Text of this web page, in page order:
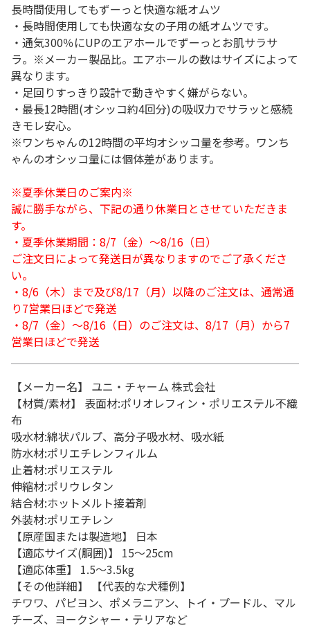
長時間使用してもずーっと快適な紙オムツ
・長時間使用しても快適な女の子用の紙オムツです。
・通気300％にUPのエアホールでずーっとお肌サラサ
ラ。※メーカー製品比。エアホールの数はサイズによって
異なります。
・足回りすっきり設計で動きやすく嫌がらない。
・最長12時間(オシッコ約4回分)の吸収力でサラッと感続
きモレ安心。
※ワンちゃんの12時間の平均オシッコ量を参考。ワンち
ゃんのオシッコ量には個体差があります。
※夏季休業日のご案内※
誠に勝手ながら、下記の通り休業日とさせていただきま
す。
・夏季休業期間：8/7（金）～8/16（日）
ご注文日によって発送日が異なりますのでご了承くださ
い。
・8/6（木）まで及び8/17（月）以降のご注文は、通常通
り7営業日ほどで発送
・8/7（金）～8/16（日）のご注文は、8/17（月）から7
営業日ほどで発送
【メーカー名】 ユニ・チャーム 株式会社
【材質/素材】 表面材:ポリオレフィン・ポリエステル不織
布
吸水材:綿状パルプ、高分子吸水材、吸水紙
防水材:ポリエチレンフィルム
止着材:ポリエステル
伸縮材:ポリウレタン
結合材:ホットメルト接着剤
外装材:ポリエチレン
【原産国または製造地】 日本
【適応サイズ(胴囲)】 15～25cm
【適応体重】 1.5～3.5kg
【その他詳細】 【代表的な犬種例】
チワワ、パピヨン、ポメラニアン、トイ・プードル、マル
チーズ、ヨークシャー・テリアなど